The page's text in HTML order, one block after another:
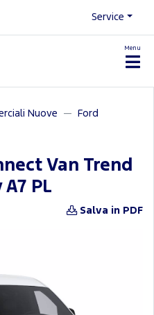
Service
Menu
Nuove
Ford
Van Trend
A7 PL
Salva in PDF